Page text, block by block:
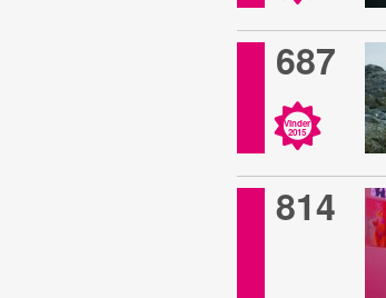
687
Vinder
2015
814